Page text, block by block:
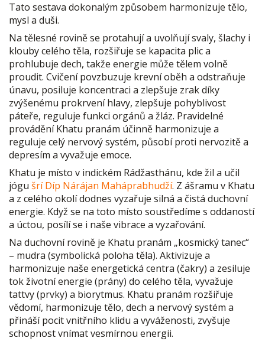
Tato sestava dokonalým způsobem harmonizuje tělo,
mysl a duši.
Na tělesné rovině se protahují a uvolňují svaly, šlachy i
klouby celého těla, rozšiřuje se kapacita plic a
prohlubuje dech, takže energie může tělem volně
proudit. Cvičení povzbuzuje krevní oběh a odstraňuje
únavu, posiluje koncentraci a zlepšuje zrak díky
zvýšenému prokrvení hlavy, zlepšuje pohyblivost
páteře, reguluje funkci orgánů a žláz. Pravidelné
provádění Khatu pranám účinně harmonizuje a
reguluje celý nervový systém, působí proti nervozitě a
depresím a vyvažuje emoce.
Khatu je místo v indickém Rádžasthánu, kde žil a učil
jógu šrí Díp Nárájan Maháprabhudží. Z ášramu v Khatu
a z celého okolí dodnes vyzařuje silná a čistá duchovní
energie. Když se na toto místo soustředíme s oddaností
a úctou, posílí se i naše vibrace a vyzařování.
Na duchovní rovině je Khatu pranám „kosmický tanec“
– mudra (symbolická poloha těla). Aktivizuje a
harmonizuje naše energetická centra (čakry) a zesiluje
tok životní energie (prány) do celého těla, vyvažuje
tattvy (prvky) a biorytmus. Khatu pranám rozšiřuje
vědomí, harmonizuje tělo, dech a nervový systém a
přináší pocit vnitřního klidu a vyváženosti, zvyšuje
schopnost vnímat vesmírnou energii.